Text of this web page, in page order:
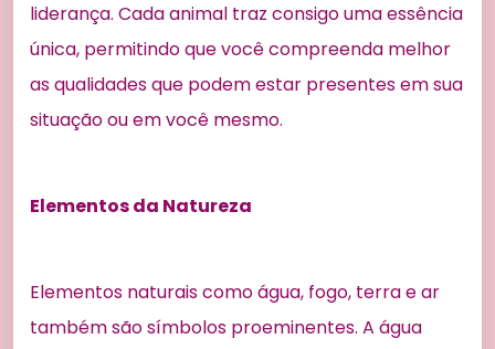
liderança. Cada animal traz consigo uma essência
única, permitindo que você compreenda melhor
as qualidades que podem estar presentes em sua
situação ou em você mesmo.
Elementos da Natureza
Elementos naturais como água, fogo, terra e ar
também são símbolos proeminentes. A água